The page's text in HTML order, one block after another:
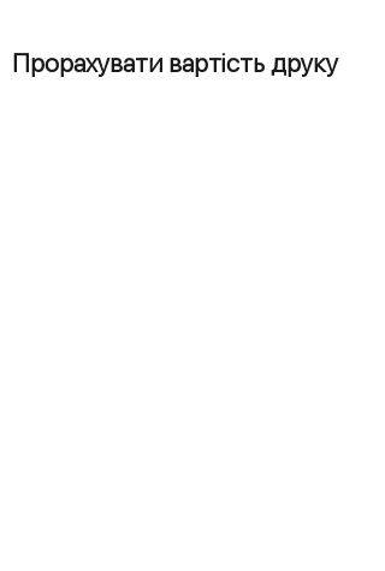
Прорахувати вартість друку